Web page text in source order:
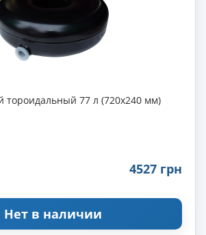
тороидальный 77 л (720х240 мм)
4527 грн
Нет в наличии